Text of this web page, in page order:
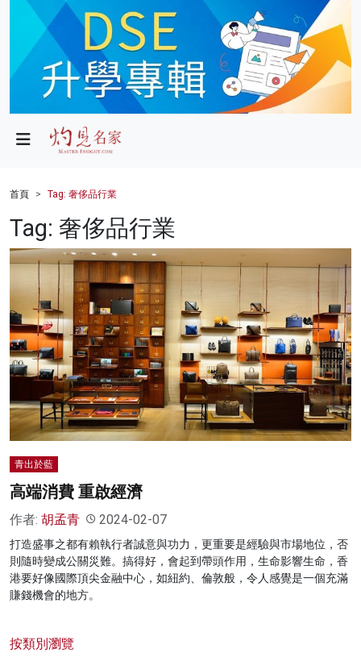
政局
財經
健康
商業
科技
影片
名家榜
灼見活動
首頁 Tag: 奢侈品行業
Tag: 奢侈品行業
青出於藍
高端消費 重啟經濟
作者: 胡孟青 2024-02-07
打造盛事之都有賴執行者誠意與功力，更重要是經驗與市場地位，否
則隨時變成公關災難。搞得好，會起到帶頭作用，生命影響生命，香
港要好像國際頂尖金融中心，如紐約、倫敦般，令人感覺是一個充滿
賺錢機會的地方。
按類別瀏覽